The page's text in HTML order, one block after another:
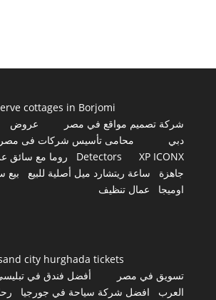
cottages in Borjomi
شركة تصميم مواقع في مصر
عروض
دبي
محامى تأسيس شركات فى مصر
Detectors
XP ICONX روما مع سائق
جاهزة
ساعة ريتشارد ميل أصلية للبيع
بيع
اوميجا
عمال تنظيف
city hurghada tickets
تسويق في مصر
أفضل فندق في
العرب
افضل شركة سياحة في جورجيا